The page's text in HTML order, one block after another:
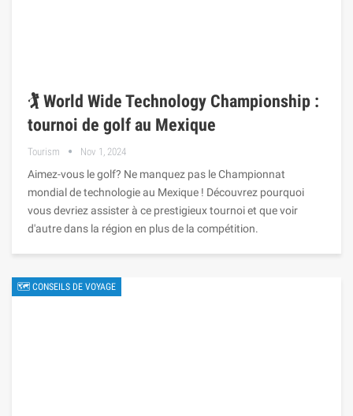
🏌️ World Wide Technology Championship :
tournoi de golf au Mexique
Tourism Nov 1, 2024
Aimez-vous le golf? Ne manquez pas le Championnat
mondial de technologie au Mexique ! Découvrez pourquoi
vous devriez assister à ce prestigieux tournoi et que voir
d'autre dans la région en plus de la compétition.
🗺 CONSEILS DE VOYAGE